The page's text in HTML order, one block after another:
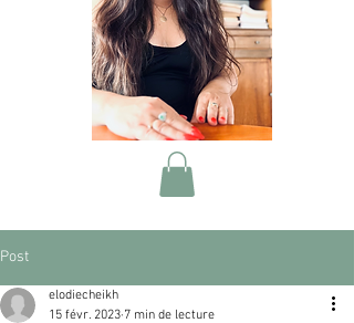
Post
elodiecheikh
15 févr. 2023 7 min de lecture